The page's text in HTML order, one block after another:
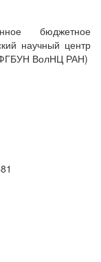
бюджетное
научный центр
ВолНЦ РАН)